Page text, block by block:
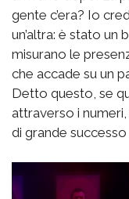
gente c’era? Io
un’altra: è stato
misurano le
che accade su un
Detto questo, se
attraverso i
di grande